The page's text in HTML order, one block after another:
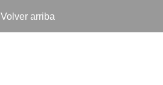
Volver arriba